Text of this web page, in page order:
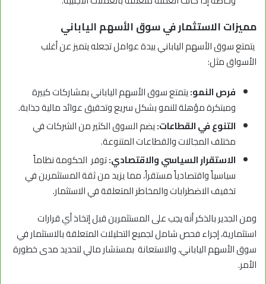
مميزات الاستثمار في سوق الأسهم الياباني
يتمتع سوق الأسهم الياباني بيدة عوامل تجعله يتميز عن أغلب
الأسواق مثل:
فرص النمو:يتمتع سوق الأسهم الياباني بمشاركات كبيرة
ومبتكرة مؤهلة للنمو بشكل سريع وتحقيق عوائد مالية جذابة.
التنوع في القطاعات:يضم السوق الكثير من الشركات في
مختلف المجالات والقطاعات المتنوعة.
الاستقرار السياسي والاقتصادي:توفر الحكومة نظاماً
سياسياً واقتصادياً مستقراً، مما يزيد من ثقة المستثمرين في
تخفيف الاضطرابات والمخاطر المتعلقة في الاستثمار.
ومن الجدير بالذكر أنه يجب على المستثمرين قبل إتخاذ أي قرارات
استثمارية، إجراء فحص شامل لجميع التحليلات المتعلقة بالاستثمار في
سوق الأسهم الياباني، والاستعانة بمستشار مالي لتحديد مدى خطورة
الأمر.